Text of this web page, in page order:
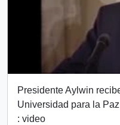
Presidente Aylwin
Universidad para la
: video